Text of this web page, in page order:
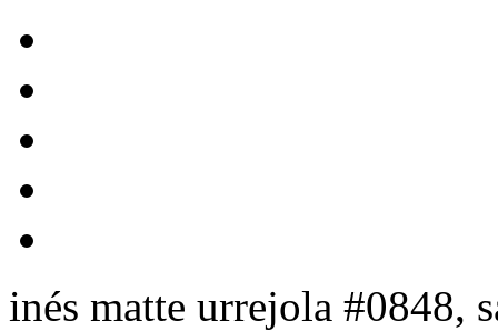
inés matte urrejola #0848,